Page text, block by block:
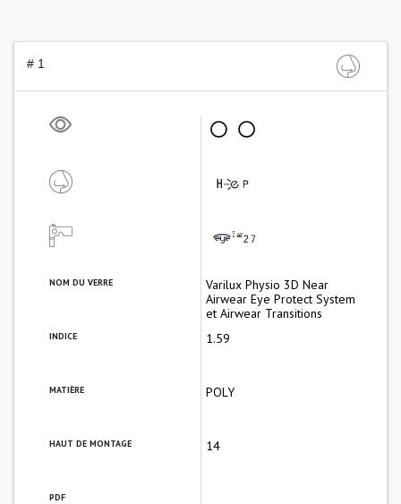
# 1
NOM DU VERRE
Varilux Physio 3D Near
Airwear Eye Protect System
et Airwear Transitions
INDICE 1.59
MATIÈRE POLY
HAUT DE MONTAGE 14
PDF